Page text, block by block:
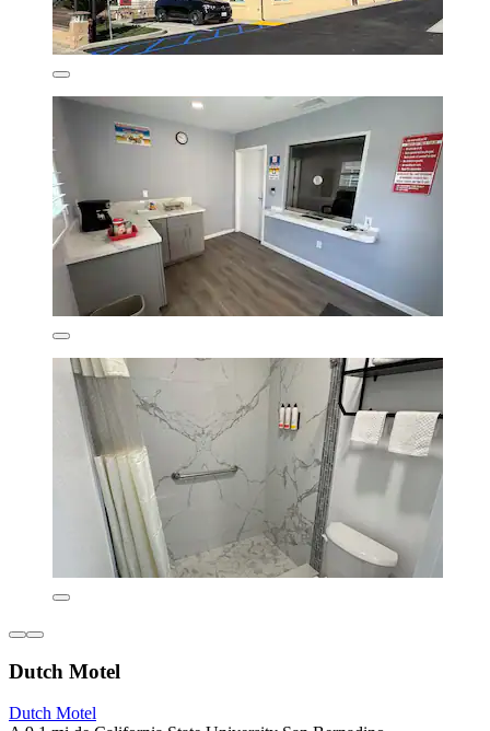
Dutch Motel
Dutch Motel